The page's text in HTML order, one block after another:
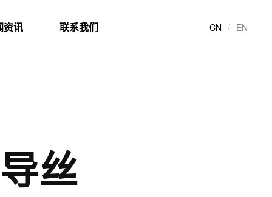
资讯 联系我们 CN / EN
丝